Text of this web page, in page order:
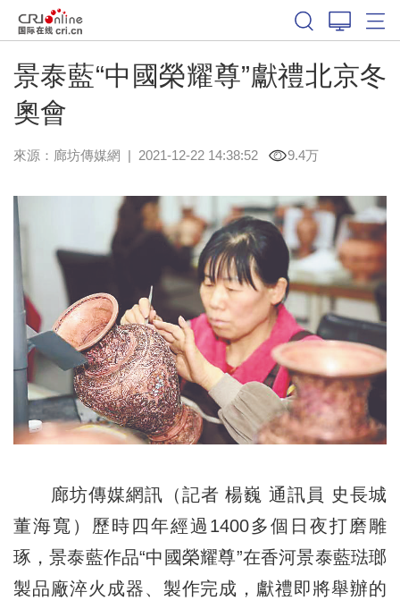
景泰藍“中國榮耀尊”獻禮北京冬
奧會
來源： 廊坊傳媒網 | 2021-12-22 14:38:52 9.4万
廊坊傳媒網訊（記者 楊巍 通訊員 史長城
董海寬）歷時四年經過1400多個日夜打磨雕
琢，景泰藍作品“中國榮耀尊”在香河景泰藍琺瑯
製品廠淬火成器、製作完成，獻禮即將舉辦的